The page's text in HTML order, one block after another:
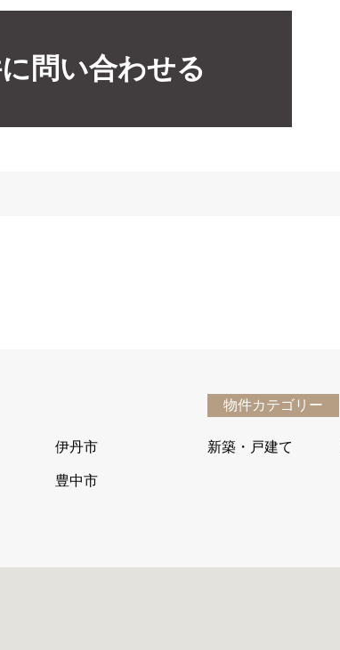
問い合わせる
伊丹市
豊中市
物件カテゴリー
新築・戸建て